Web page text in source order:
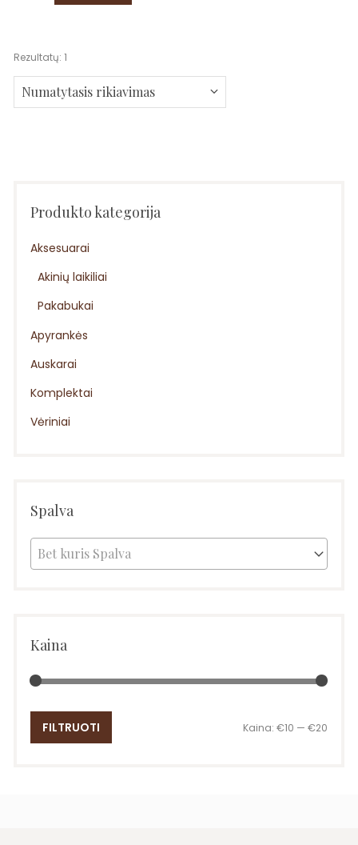
Rezultatų: 1
Produkto kategorija
Aksesuarai
Akinių laikiliai
Pakabukai
Apyrankės
Auskarai
Komplektai
Vėriniai
Spalva
Bet kuris Spalva
Kaina
FILTRUOTI Kaina:€10 —€20